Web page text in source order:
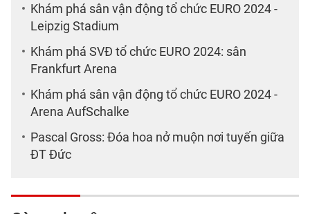
Khám phá sân vận động tổ chức EURO 2024 -
Leipzig Stadium
Khám phá SVĐ tổ chức EURO 2024: sân
Frankfurt Arena
Khám phá sân vận động tổ chức EURO 2024 -
Arena AufSchalke
Pascal Gross: Đóa hoa nở muộn nơi tuyến giữa
ĐT Đức